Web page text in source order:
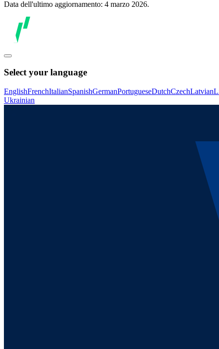
Data dell'ultimo aggiornamento: 4 marzo 2026.
Select your language
EnglishFrenchItalianSpanishGermanPortugueseDutchCzechLatvian
Ukrainian